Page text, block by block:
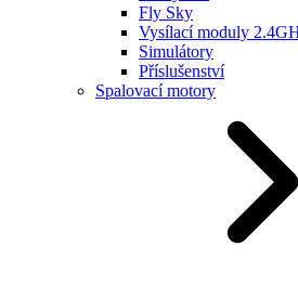
Fly Sky
Vysílací moduly
Simulátory
Příslušenství
Spalovací motory